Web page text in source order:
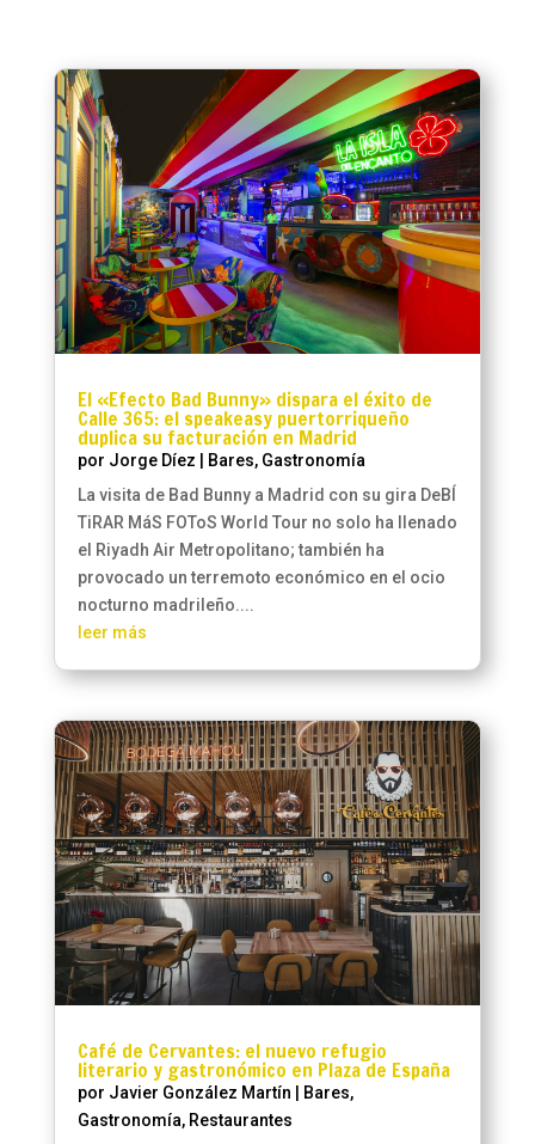
El «Efecto Bad Bunny» dispara el éxito de
Calle 365: el speakeasy puertorriqueño
duplica su facturación en Madrid
por Jorge Díez Bares, Gastronomía
La visita de Bad Bunny a Madrid con su gira DeBÍ
TiRAR MáS FOToS World Tour no solo ha llenado
el Riyadh Air Metropolitano; también ha
provocado un terremoto económico en el ocio
nocturno madrileño....
leer más
Café de Cervantes: el nuevo refugio
literario y gastronómico en Plaza de España
por Javier González Martín Bares,
Gastronomía, Restaurantes